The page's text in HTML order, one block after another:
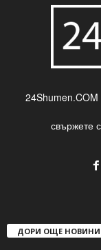
свържете
ДОРИ ОЩЕ НОВИНИ